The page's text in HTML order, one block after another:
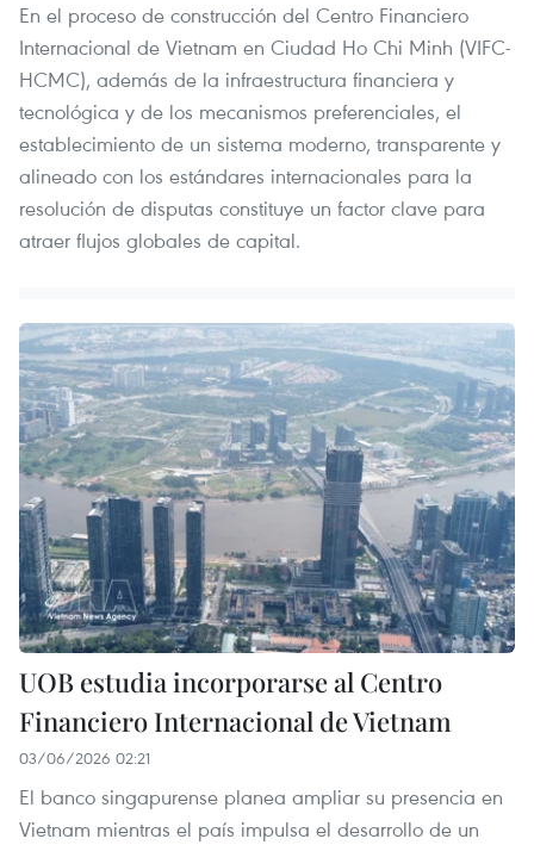
En el proceso de construcción del Centro Financiero
Internacional de Vietnam en Ciudad Ho Chi Minh (VIFC-
HCMC), además de la infraestructura financiera y
tecnológica y de los mecanismos preferenciales, el
establecimiento de un sistema moderno, transparente y
alineado con los estándares internacionales para la
resolución de disputas constituye un factor clave para
atraer flujos globales de capital.
UOB estudia incorporarse al Centro
Financiero Internacional de Vietnam
03/06/2026 02:21
El banco singapurense planea ampliar su presencia en
Vietnam mientras el país impulsa el desarrollo de un